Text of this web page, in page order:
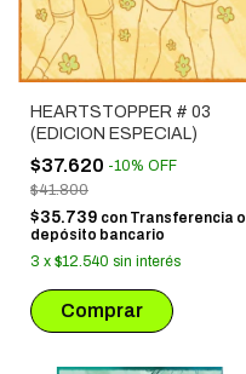
HEARTSTOPPER # 03
(EDICION ESPECIAL)
$37.620 -10% OFF
$41.800
$35.739 con Transferencia o
depósito bancario
3 x $12.540 sin interés